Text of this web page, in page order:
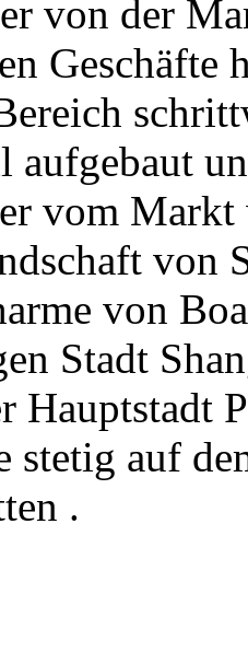
von der
Geschäfte
aufgebaut
vom
von
von
Stadt
Hauptstadt
stetig auf
.